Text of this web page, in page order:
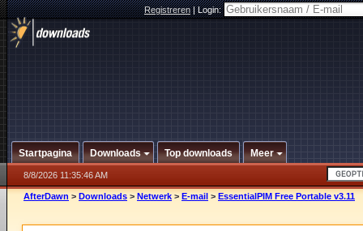
Registreren|Login:
Startpagina Downloads Top downloads Meer
8/8/2026 11:35:46 AM
AfterDawn > Downloads > Netwerk > E-mail > EssentialPIM Free Portable v3.11